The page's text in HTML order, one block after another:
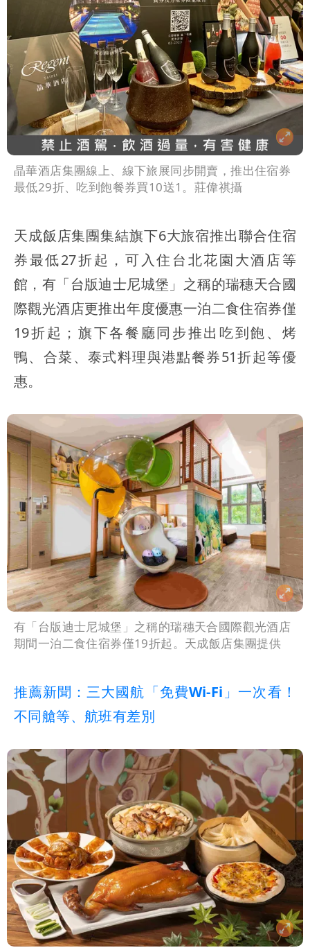
晶華酒店集團線上、線下旅展同步開賣，推出住宿券
最低29折、吃到飽餐券買10送1。莊偉祺攝
天成飯店集團集結旗下6大旅宿推出聯合住宿
券最低27折起，可入住台北花園大酒店等
館，有「台版迪士尼城堡」之稱的瑞穗天合國
際觀光酒店更推出年度優惠一泊二食住宿券僅
19折起；旗下各餐廳同步推出吃到飽、烤
鴨、合菜、泰式料理與港點餐券51折起等優
惠。
有「台版迪士尼城堡」之稱的瑞穗天合國際觀光酒店
期間一泊二食住宿券僅19折起。天成飯店集團提供
推薦新聞：三大國航「免費Wi-Fi」一次看！
不同艙等、航班有差別